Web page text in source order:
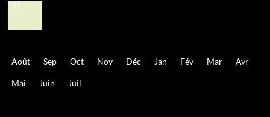
31
Août Sep Oct Nov Déc Jan Fév Mar Avr
Mai Juin Juil